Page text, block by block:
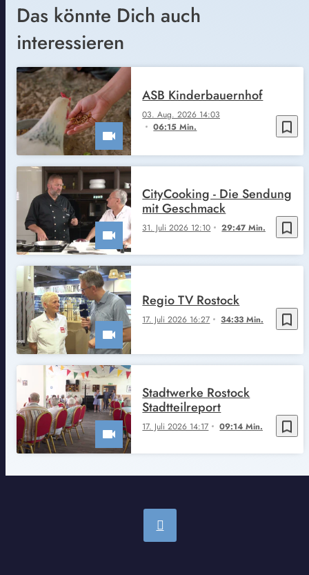
Das könnte Dich auch
interessieren
bookmark_border
03. Aug. 2026 14:03
06:15 Min.
ASB Kinderbauernhof
bookmark_border
31. Juli 2026 12:10 29:47 Min.
CityCooking - Die Sendung
mit Geschmack
bookmark_border
17. Juli 2026 16:27 34:33 Min.
Regio TV Rostock
bookmark_border
17. Juli 2026 14:17 09:14 Min.
Stadtwerke Rostock
Stadtteilreport